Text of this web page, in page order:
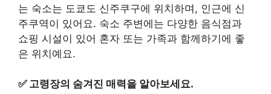
는 숙소는 도쿄도 신주쿠구에 위치하며, 인근에 신
주쿠역이 있어요. 숙소 주변에는 다양한 음식점과
쇼핑 시설이 있어 혼자 또는 가족과 함께하기에 좋
은 위치예요.
✅ 고령장의 숨겨진 매력을 알아보세요.